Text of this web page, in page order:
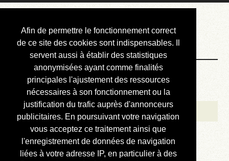
Afin de permettre le fonctionnement correct
de ce site des cookies sont indispensables. Il
servent aussi à établir des statistiques
anonymisées ayant comme finalités
principales l'ajustement des ressources
nécessaires à son fonctionnement ou la
justification du trafic auprès d'annonceurs
publicitaires. En poursuivant votre navigation
vous acceptez ce traitement ainsi que
l'enregistrement de données de navigation
liées à votre adresse IP, en particulier à des
Courbis, « LE »
Blog Officiel
Bienvenue
Réalisations
Divers (et d’été)
Annonces
Liens externes